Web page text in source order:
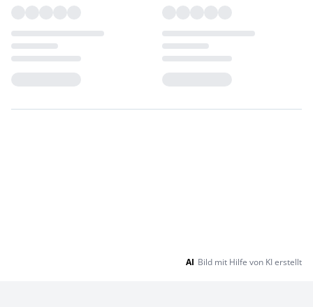
AI Bild mit Hilfe von KI erstellt